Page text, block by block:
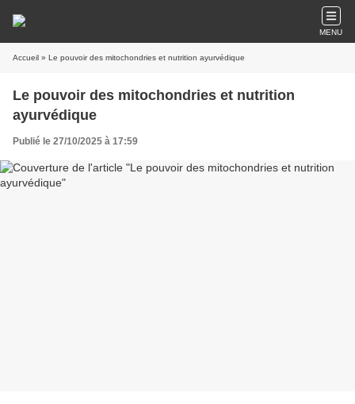
MENU
Accueil » Le pouvoir des mitochondries et nutrition ayurvédique
Le pouvoir des mitochondries et nutrition
ayurvédique
Publié le 27/10/2025 à 17:59